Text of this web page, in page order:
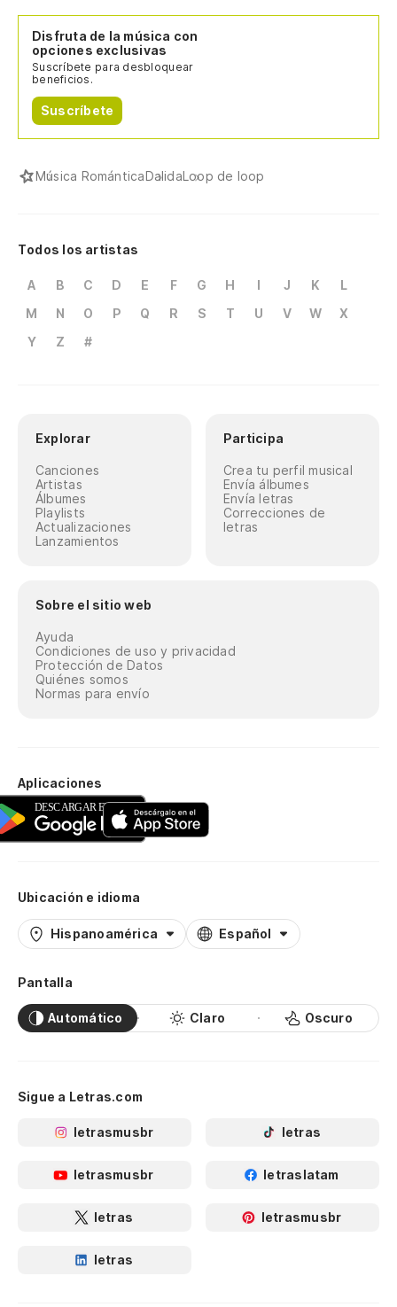
Disfruta de la música con
opciones exclusivas
Suscríbete para desbloquear
beneficios.
Suscríbete
Música RománticaDalidaLoop de loop
Todos los artistas
A B C D E F G H I J K
L
M
N O P Q R S T U V W
X
Y
Z #
Explorar
Canciones
Artistas
Álbumes
Playlists
Actualizaciones
Lanzamientos
Participa
Crea tu perfil musical
Envía álbumes
Envía letras
Correcciones de
letras
Sobre el sitio web
Ayuda
Condiciones de uso y privacidad
Protección de Datos
Quiénes somos
Normas para envío
Aplicaciones
Ubicación e idioma
Hispanoamérica Español
Pantalla
Automático Claro Oscuro
Sigue a Letras.com
letrasmusbr letras
letrasmusbr letraslatam
letras letrasmusbr
letras